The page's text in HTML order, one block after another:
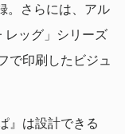
。さらには、アル
レッグ」シリーズ
で印刷したビジュ
』は設計できる